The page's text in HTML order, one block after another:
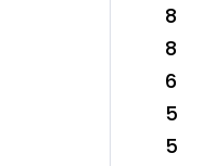
8
8
6
5
5